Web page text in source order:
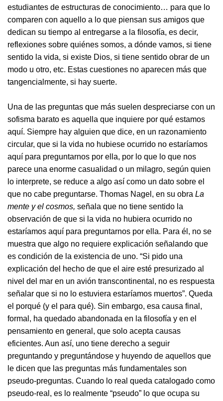
estudiantes de estructuras de conocimiento… para que lo
comparen con aquello a lo que piensan sus amigos que
dedican su tiempo al entregarse a la filosofía, es decir,
reflexiones sobre quiénes somos, a dónde vamos, si tiene
sentido la vida, si existe Dios, si tiene sentido obrar de un
modo u otro, etc. Estas cuestiones no aparecen más que
tangencialmente, si hay suerte.
Una de las preguntas que más suelen despreciarse con un
sofisma barato es aquella que inquiere por qué estamos
aquí. Siempre hay alguien que dice, en un razonamiento
circular, que si la vida no hubiese ocurrido no estaríamos
aquí para preguntarnos por ella, por lo que lo que nos
parece una enorme casualidad o un milagro, según quien
lo interprete, se reduce a algo así como un dato sobre el
que no cabe preguntarse. Thomas Nagel, en su obra La
mente y el cosmos, señala que no tiene sentido la
observación de que si la vida no hubiera ocurrido no
estaríamos aquí para preguntarnos por ella. Para él, no se
muestra que algo no requiere explicación señalando que
es condición de la existencia de uno. “Si pido una
explicación del hecho de que el aire esté presurizado al
nivel del mar en un avión transcontinental, no es respuesta
señalar que si no lo estuviera estaríamos muertos”. Queda
el porqué (y el para qué). Sin embargo, esa causa final,
formal, ha quedado abandonada en la filosofía y en el
pensamiento en general, que solo acepta causas
eficientes. Aun así, uno tiene derecho a seguir
preguntando y preguntándose y huyendo de aquellos que
le dicen que las preguntas más fundamentales son
pseudo-preguntas. Cuando lo real queda catalogado como
pseudo-real, es lo realmente “pseudo” lo que ocupa su